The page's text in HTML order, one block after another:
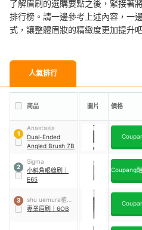
了解眉刷的選購要點之後，緊接著
排行榜。請一邊參考上述內容，一
式，讓整體眉妝的精緻度更加提升吧
人氣排行
商品 圖片 價格
1
Anastasia
Dual-Ended
Angled Brush 7B
2
Sigma
小斜角眼線刷
E65
Coupang
3
shu uemura植村
秀
專業眉刷 6OB